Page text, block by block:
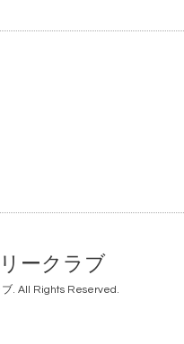
ークラブ
ブ. All Rights Reserved.